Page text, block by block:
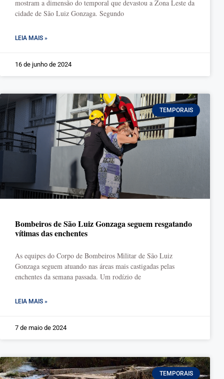
mostram a dimensão do temporal que devastou a Zona Leste da
cidade de São Luiz Gonzaga. Segundo
LEIA MAIS »
16 de junho de 2024
TEMPORAIS
Bombeiros de São Luiz Gonzaga seguem resgatando
vítimas das enchentes
As equipes do Corpo de Bombeiros Militar de São Luiz
Gonzaga seguem atuando nas áreas mais castigadas pelas
enchentes da semana passada. Um rodízio de
LEIA MAIS »
7 de maio de 2024
TEMPORAIS